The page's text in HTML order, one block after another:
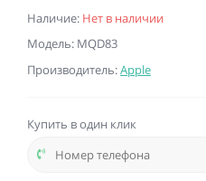
Наличие: Нет в наличии
Модель: MQD83
Производитель:Apple
Купить в один клик